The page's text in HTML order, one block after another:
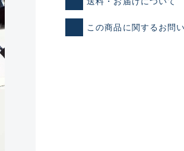
品）
※店頭展示時の置き傷が付いて
この商品に関するお問